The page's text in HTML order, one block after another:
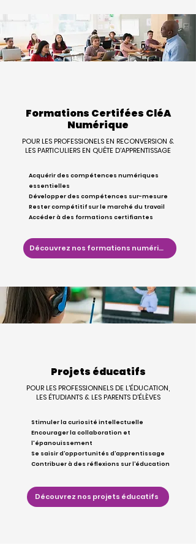
Formations Certifées CléA
Numérique
POUR LES PROFESSIONELS EN RECONVERSION &
LES PARTICULIERS EN QUÊTE D'APPRENTISSAGE
Acquérir des compétences numériques
essentielles
Développer des compétences sur-mesure
Rester compétitif sur le marché du travail
Accéder à des formations certifiantes
Découvrez nos formations numériques
Projets éducatifs
POUR LES PROFESSIONNELS DE L'ÉDUCATION,
LES ÉTUDIANTS & LES PARENTS D'ÉLÈVES
Stimuler la curiosité intellectuelle
Encourager la collaboration et
l'épanouissement
Se saisir d’opportunités d’apprentissage
Contribuer à des réflexions sur l’éducation
Découvrez nos projets éducatifs